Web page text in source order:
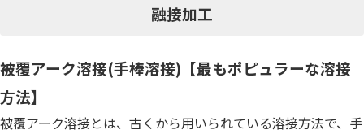
融接加工
被覆アーク溶接(手棒溶接)【最もポピュラーな溶接
方法】
被覆アーク溶接とは、古くから用いられている溶接方法で、手